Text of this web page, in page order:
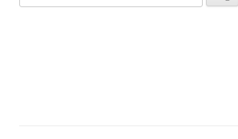
efter: